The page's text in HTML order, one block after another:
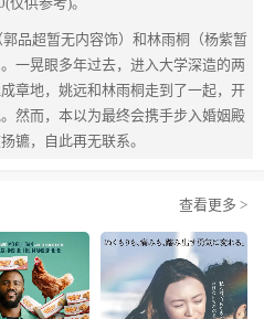
品超暂无内容饰）和林雨桐（杨紫暂
一晃眼多年过去，进入大学深造的两
章地，姚远和林雨桐走到了一起，开
然而，本以为最终会携手步入婚姻殿
镳，自此再无联系。
查看更多 >